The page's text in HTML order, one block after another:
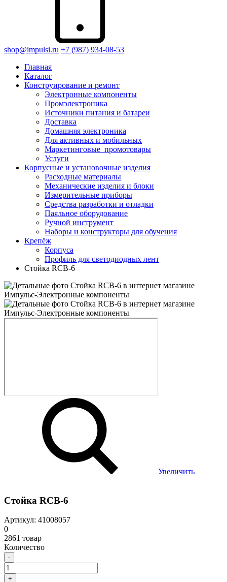
shop@impulsi.ru +7 (987) 934-08-53
Главная
Каталог
Конструирование и ремонт
Электронные компоненты
Промэлектроника
Источники питания и батареи
Доставка
Домашняя электроника
Для активных и мобильных
Маркетинговые_промотовары
Услуги
Корпусные и установочные изделия
Расходные материалы
Механические изделия и блоки
Измерительные приборы
Средства разработки и отладки
Паяльное оборудование
Ручной инструмент
Наборы и конструкторы для обучения
Крепёж
Корпуса
Профиль для светодиодных лент
Стойка RCB-6
Увеличить
Стойка RCB-6
Артикул: 41008057
0
2861 товар
Количество
-
+